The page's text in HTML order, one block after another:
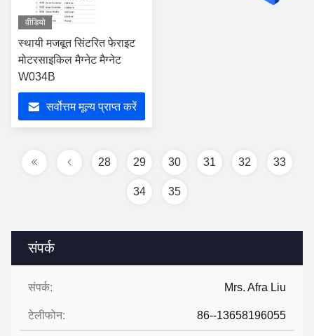
संपर्क
संपर्क: Mrs. Afra Liu
टेलीफोन: 86--13658196055
वीडियो
स्थायी मजबूत सिंटरित फेराइट
मोटरसाइकिल मैग्नेट मैग्नेट
W034B
सर्वोत्तम मूल्य प्राप्त करें
28 29 30 31 32 33
34 35